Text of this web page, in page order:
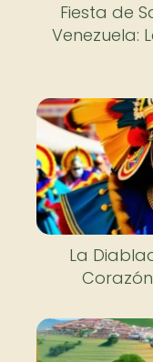
Fiesta de
Venezuela:
La